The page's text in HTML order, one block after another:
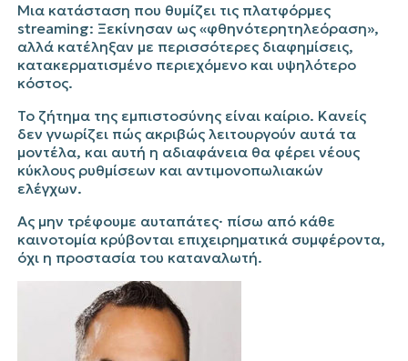
Μια κατάσταση που θυμίζει τις πλατφόρμες
streaming: Ξεκίνησαν ως «φθηνότερητηλεόραση»,
αλλά κατέληξαν με περισσότερες διαφημίσεις,
κατακερματισμένο περιεχόμενο και υψηλότερο
κόστος.
Το ζήτημα της εμπιστοσύνης είναι καίριο. Κανείς
δεν γνωρίζει πώς ακριβώς λειτουργούν αυτά τα
μοντέλα, και αυτή η αδιαφάνεια θα φέρει νέους
κύκλους ρυθμίσεων και αντιμονοπωλιακών
ελέγχων.
Ας μην τρέφουμε αυταπάτες· πίσω από κάθε
καινοτομία κρύβονται επιχειρηματικά συμφέροντα,
όχι η προστασία του καταναλωτή.